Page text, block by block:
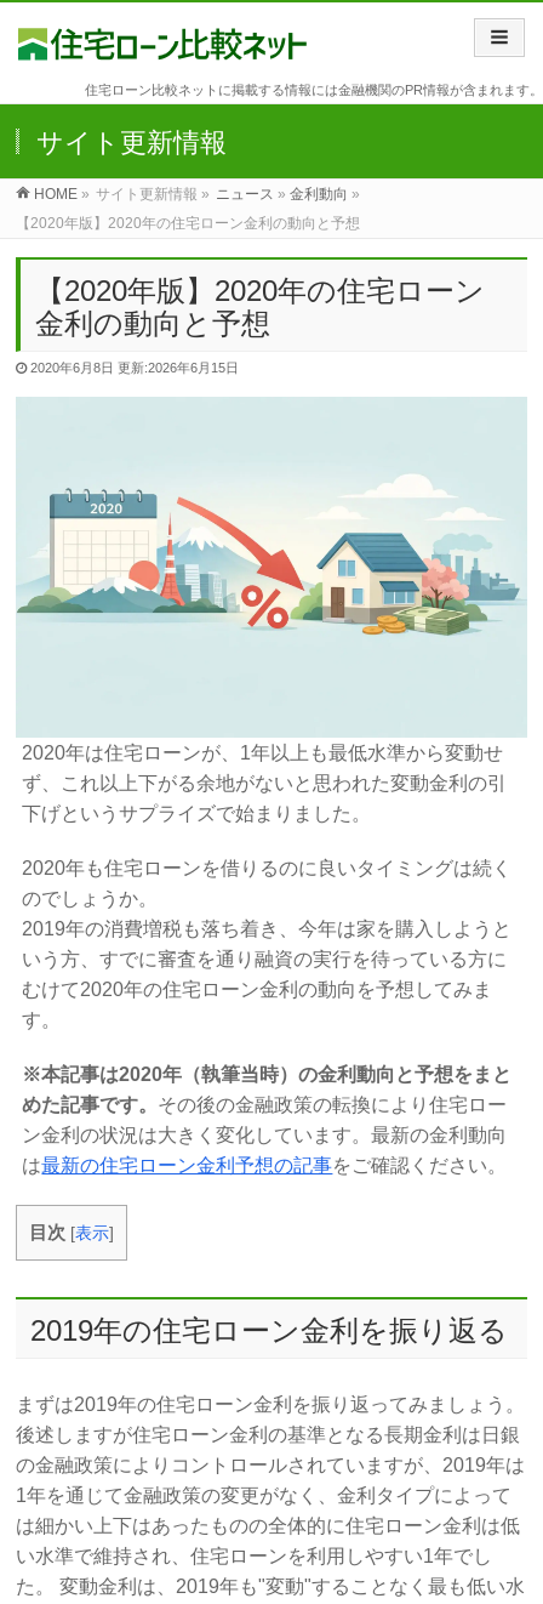
住宅ローン比較ネットに掲載する情報には金融機関のPR情報が含まれます。
サイト更新情報
HOME » サイト更新情報 » ニュース »金利動向 »
【2020年版】2020年の住宅ローン金利の動向と予想
【2020年版】2020年の住宅ローン
金利の動向と予想
2020年6月8日更新:2026年6月15日
2020年は住宅ローンが、1年以上も最低水準から変動せ
ず、これ以上下がる余地がないと思われた変動金利の引
下げというサプライズで始まりました。
2020年も住宅ローンを借りるのに良いタイミングは続く
のでしょうか。
2019年の消費増税も落ち着き、今年は家を購入しようと
いう方、すでに審査を通り融資の実行を待っている方に
むけて2020年の住宅ローン金利の動向を予想してみま
す。
※本記事は2020年（執筆当時）の金利動向と予想をまと
めた記事です。 その後の金融政策の転換により住宅ロー
ン金利の状況は大きく変化しています。最新の金利動向
は最新の住宅ローン金利予想の記事をご確認ください。
目次 [表示]
2019年の住宅ローン金利を振り返る
まずは2019年の住宅ローン金利を振り返ってみましょう。
後述しますが住宅ローン金利の基準となる長期金利は日銀
の金融政策によりコントロールされていますが、2019年は
1年を通じて金融政策の変更がなく、金利タイプによって
は細かい上下はあったものの全体的に住宅ローン金利は低
い水準で維持され、住宅ローンを利用しやすい1年でし
た。 変動金利は、2019年も"変動"することなく最も低い水